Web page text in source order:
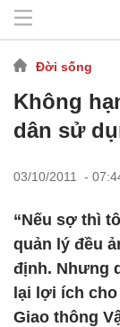
Đời sống
Không
dân sử
03/10/2011 -
“Nếu sợ thì
quản lý đều
định. Nhưng
lại lợi ích
Giao thông